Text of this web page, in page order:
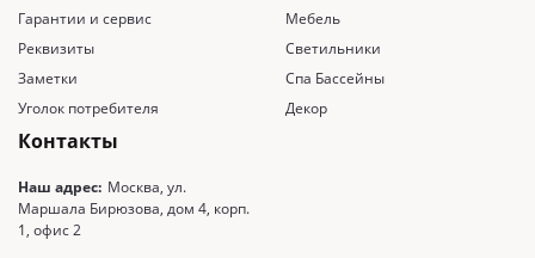
Гарантии и сервис
Реквизиты
Заметки
Уголок потребителя
Мебель
Светильники
Спа Бассейны
Декор
Контакты
Наш адрес: Москва, ул.
Маршала Бирюзова, дом 4, корп.
1, офис 2